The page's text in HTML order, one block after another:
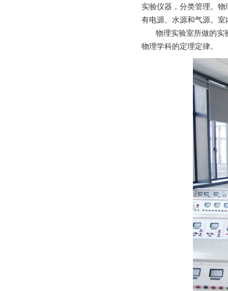
实验仪器，分类管理
有电源、水源和气源。
物理实验室所做的实验
物理学科的定理定律。